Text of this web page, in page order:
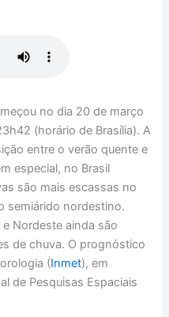
no dia 20 de março
(horário de Brasília). A
entre o verão quente e
especial, no Brasil
são mais escassas no
semiárido nordestino.
Nordeste ainda são
de chuva. O prognóstico
(Inmet), em
de Pesquisas Espaciais